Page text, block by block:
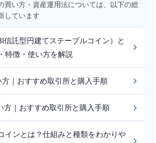
買い方・資産運用法については、以下の総
しています
信託型円建てステーブルコイン）と
特徴・使い方を解説
｜おすすめ取引所と購入手順
方｜おすすめ取引所と購入手順
インとは？仕組みと種類をわかりや